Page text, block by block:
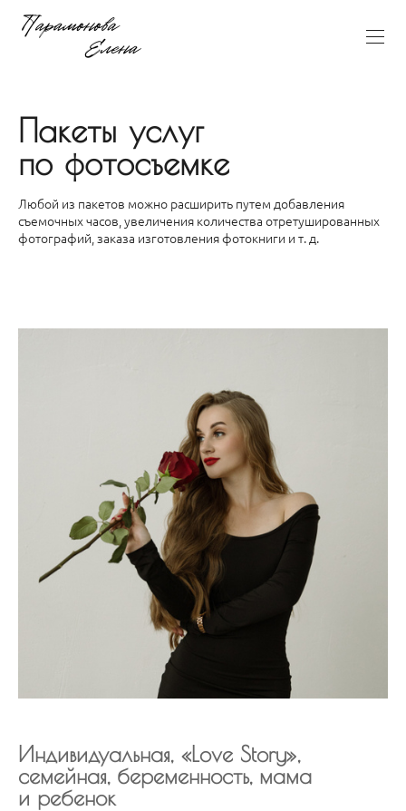
Пакеты услуг
по фотосъемке
Любой из пакетов можно расширить путем добавления
съемочных часов, увеличения количества отретушированных
фотографий, заказа изготовления фотокниги и т. д.
Индивидуальная, «Love Story»,
семейная, беременность, мама
и ребенок